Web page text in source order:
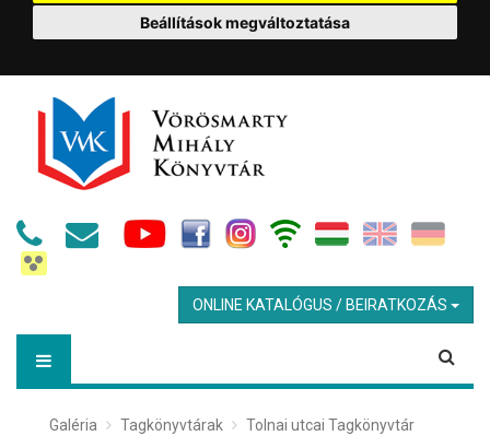
Beállítások megváltoztatása
ONLINE KATALÓGUS / BEIRATKOZÁS
Galéria Tagkönyvtárak
Tolnai utcai Tagkönyvtár